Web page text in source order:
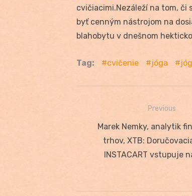
cvičiacimi.Nezáleží na tom, či
byť cenným nástrojom na
blahobytu v dnešnom
Tag: cvičenie jóga
Navigácia
článku
Previous
Previous
post:
Marek Nemky, analytik
trhov, XTB:
INSTACART vstupuje